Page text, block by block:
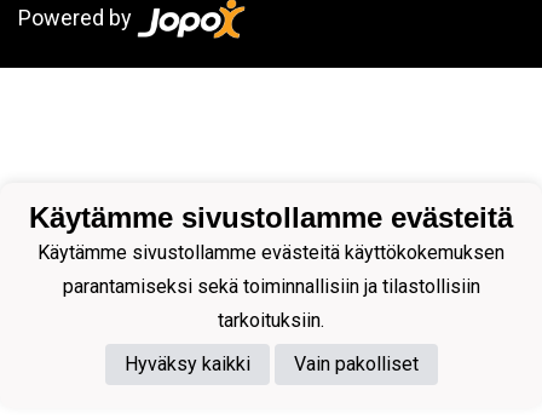
Powered by
Käytämme sivustollamme evästeitä
Käytämme sivustollamme evästeitä käyttökokemuksen
parantamiseksi sekä toiminnallisiin ja tilastollisiin
tarkoituksiin.
Hyväksy kaikki
Vain pakolliset